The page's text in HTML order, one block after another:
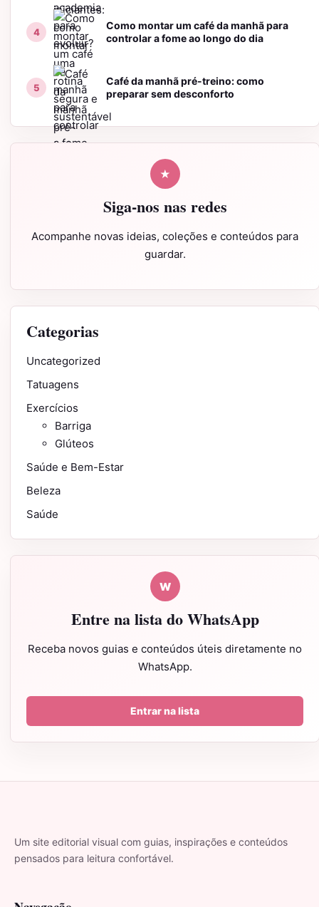
Como montar um café da manhã para
controlar a fome ao longo do dia
Café da manhã pré-treino: como
preparar sem desconforto
★
Siga-nos nas redes
Acompanhe novas ideias, coleções e conteúdos para
guardar.
Categorias
Uncategorized
Tatuagens
Exercícios
Barriga
Glúteos
Saúde e Bem-Estar
Beleza
Saúde
W
Entre na lista do WhatsApp
Receba novos guias e conteúdos úteis diretamente no
WhatsApp.
Entrar na lista
Um site editorial visual com guias, inspirações e conteúdos
pensados para leitura confortável.